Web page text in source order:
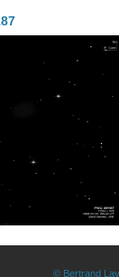
© Bertrand